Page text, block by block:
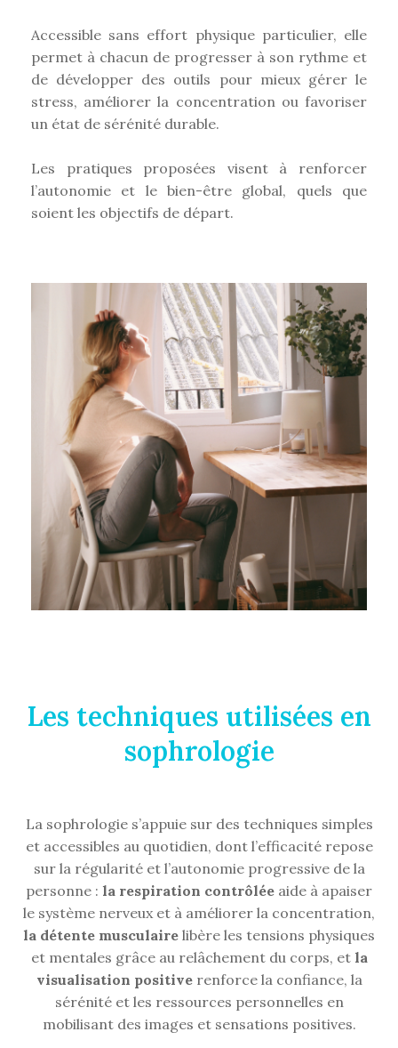
Accessible sans effort physique particulier, elle
permet à chacun de progresser à son rythme et
de développer des outils pour mieux gérer le
stress, améliorer la concentration ou favoriser
un état de sérénité durable.
Les pratiques proposées visent à renforcer
l’autonomie et le bien-être global, quels que
soient les objectifs de départ.
Les techniques utilisées en
sophrologie
La sophrologie s’appuie sur des techniques simples
et accessibles au quotidien, dont l’efficacité repose
sur la régularité et l’autonomie progressive de la
personne : la respiration contrôlée aide à apaiser
le système nerveux et à améliorer la concentration,
la détente musculaire libère les tensions physiques
et mentales grâce au relâchement du corps, et la
visualisation positiverenforce la confiance, la
sérénité et les ressources personnelles en
mobilisant des images et sensations positives.